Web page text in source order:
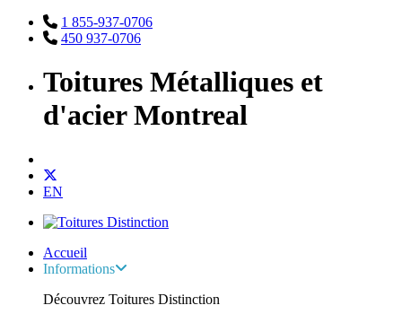
1 855-937-0706
450 937-0706
Toitures Métalliques et
d'acier Montreal
EN
Accueil
Informations
Découvrez Toitures Distinction